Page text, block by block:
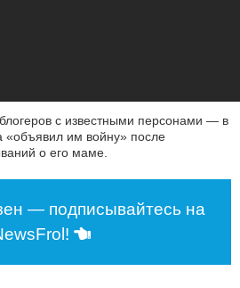
с известными персонами — в
«объявил им войну» после
о его маме.
— подписывайтесь на